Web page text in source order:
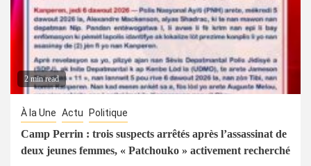
2 min read
À la Une Actu Politique
Camp Perrin : trois suspects arrêtés après l’assassinat de
deux jeunes femmes, « Patchouko » activement recherché